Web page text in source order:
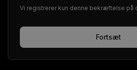
Vi registrerer kun denne bekræftelse på
Fortsæt